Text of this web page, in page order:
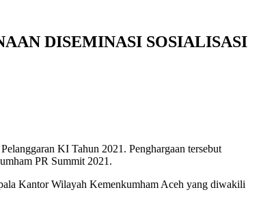
DISEMINASI SOSIALISASI
KI Tahun 2021. Penghargaan tersebut
PR Summit 2021.
Kantor Wilayah Kemenkumham Aceh yang diwakili